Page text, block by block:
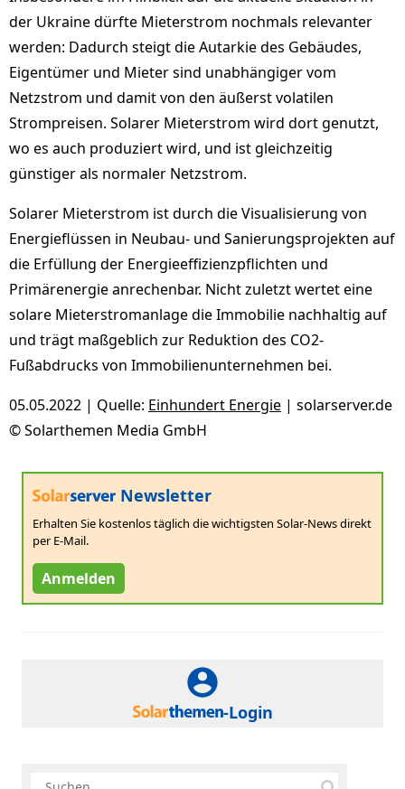
der Ukraine dürfte Mieterstrom nochmals relevanter
werden: Dadurch steigt die Autarkie des Gebäudes,
Eigentümer und Mieter sind unabhängiger vom
Netzstrom und damit von den äußerst volatilen
Strompreisen. Solarer Mieterstrom wird dort genutzt,
wo es auch produziert wird, und ist gleichzeitig
günstiger als normaler Netzstrom.
Solarer Mieterstrom ist durch die Visualisierung von
Energieflüssen in Neubau- und Sanierungsprojekten auf
die Erfüllung der Energieeffizienzpflichten und
Primärenergie anrechenbar. Nicht zuletzt wertet eine
solare Mieterstromanlage die Immobilie nachhaltig auf
und trägt maßgeblich zur Reduktion des CO2-
Fußabdrucks von Immobilienunternehmen bei.
05.05.2022 | Quelle: Einhundert Energie | solarserver.de
© Solarthemen Media GmbH
Newsletter
Erhalten Sie kostenlos täglich die wichtigsten Solar-News direkt
per E-Mail.
Anmelden
-Login